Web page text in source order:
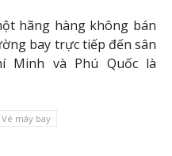
hãng hàng không bán
bay trực tiếp đến sân
Minh và Phú Quốc là
Vé máy bay